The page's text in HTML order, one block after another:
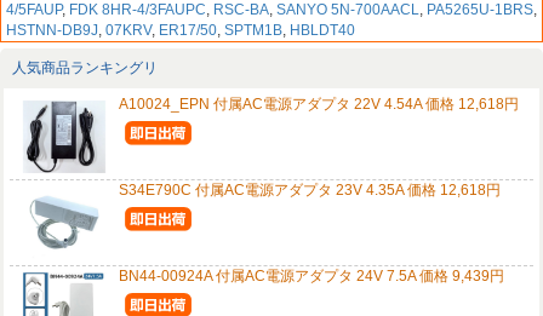
4/5FAUP, FDK 8HR-4/3FAUPC, RSC-BA, SANYO 5N-700AACL, PA5265U-1BRS,
HSTNN-DB9J, 07KRV, ER17/50, SPTM1B, HBLDT40
人気商品ランキングリ
A10024_EPN 付属AC電源アダプタ 22V 4.54A 価格 12,618円
S34E790C 付属AC電源アダプタ 23V 4.35A 価格 12,618円
BN44-00924A 付属AC電源アダプタ 24V 7.5A 価格 9,439円